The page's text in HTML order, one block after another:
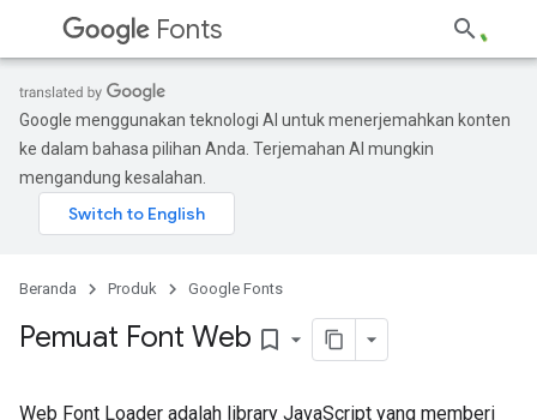
Fonts
Google menggunakan teknologi AI untuk menerjemahkan konten
ke dalam bahasa pilihan Anda. Terjemahan AI mungkin
mengandung kesalahan.
Beranda Produk Google Fonts
Pemuat Font Web bookmark_border
Web Font Loader adalah library JavaScript yang memberi